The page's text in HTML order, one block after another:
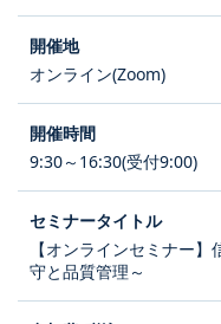
オンライン(Zoom)
9:30～16:30(受付9:00)
【オンラインセミナー
守と品質管理～